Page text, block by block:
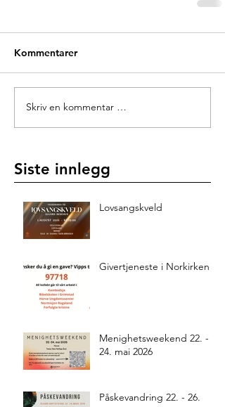
Kommentarer
Skriv en kommentar …
Siste innlegg
Lovsangskveld
Givertjeneste i Norkirken
Menighetsweekend 22. -
24. mai 2026
Påskevandring 22. - 26.